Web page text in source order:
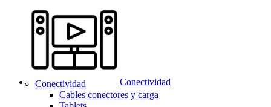
Conectividad
Conectividad
Cables conectores y carga